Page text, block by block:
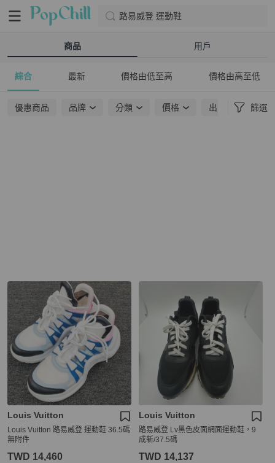
路易威登 運動鞋
商品 用戶
綜合 最新 價格由低至高 價格由高至低
優惠商品 品牌 分類 價格 出貨地點 篩選
Louis Vuitton
Louis Vuitton 路易威登 運動鞋 36.5碼
無附件
TWD 14,460
Louis Vuitton
路易威登 Lv黑色皮面網面運動鞋，9
成新/37.5碼
TWD 14,137